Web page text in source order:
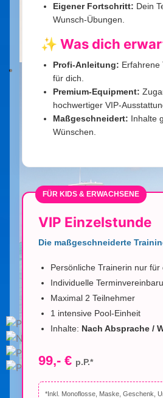
Eigener Fortschritt: Dein
Wunsch-Übungen.
✨ Was dich
Profi-Anleitung: Erfahrene
für dich.
Premium-Equipment:
hochwertiger VIP-
Maßgeschneidert: Inhalte
Wünschen.
FÜR KIDS & ERWACHSENE
VIP Einzelstunde
Die maßgeschneiderte
Persönliche Trainerin nur für
Individuelle
Maximal 2 Teilnehmer
1 intensive Pool-Einheit
Inhalte: Nach Absprache /
99,- € p.P.*
*Inkl. Monoflosse, Maske, Geschenk,